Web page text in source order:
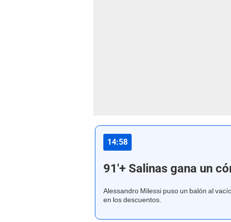
14:58
91'+ Salinas gana un
Alessandro Milessi puso un balón al
en los descuentos.